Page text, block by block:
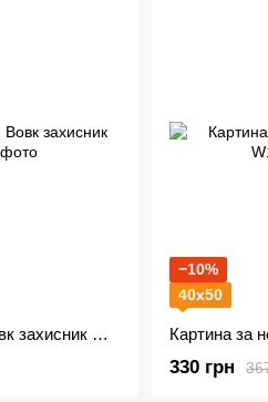
Картина за номерами Вовк захисник W4011
−10%
40х50
330 грн